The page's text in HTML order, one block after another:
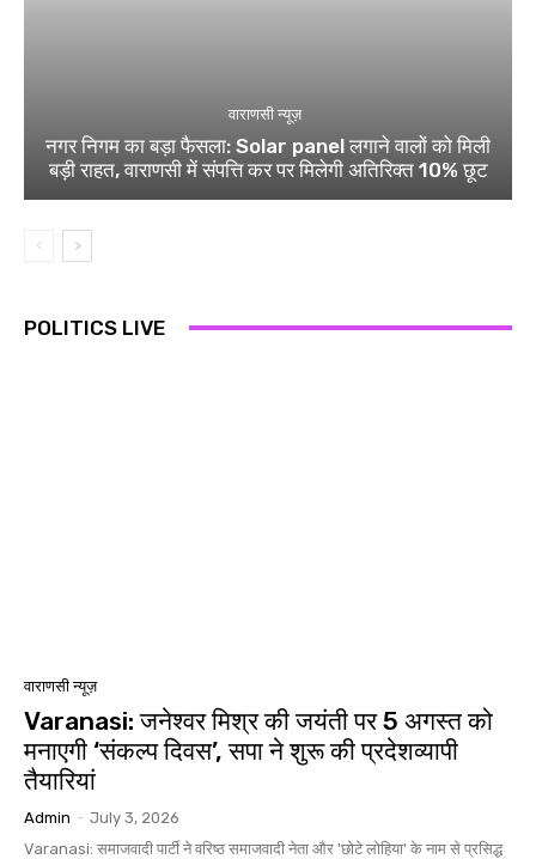
वाराणसी न्यूज़
नगर निगम का बड़ा फैसला: Solar panel लगाने वालों को मिली
बड़ी राहत, वाराणसी में संपत्ति कर पर मिलेगी अतिरिक्त 10% छूट
POLITICS LIVE
वाराणसी न्यूज़
Varanasi: जनेश्वर मिश्र की जयंती पर 5 अगस्त को
मनाएगी ‘संकल्प दिवस’, सपा ने शुरू की प्रदेशव्यापी
तैयारियां
Admin - July 3, 2026
Varanasi: समाजवादी पार्टी ने वरिष्ठ समाजवादी नेता और 'छोटे लोहिया' के नाम से प्रसिद्ध